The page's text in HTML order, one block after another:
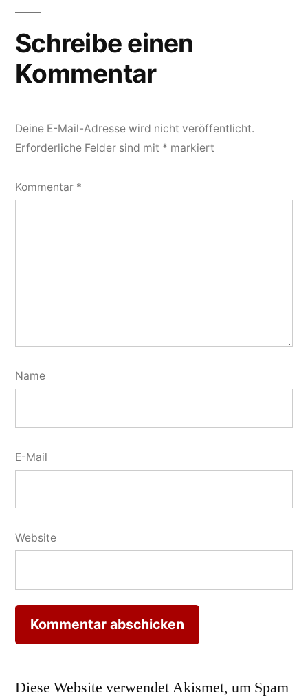
Schreibe einen
Kommentar
Deine E-Mail-Adresse wird nicht veröffentlicht.
Erforderliche Felder sind mit * markiert
Kommentar *
Name
E-Mail
Website
Diese Website verwendet Akismet, um Spam